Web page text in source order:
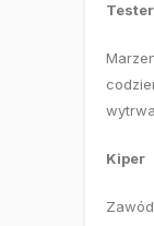
Kiper